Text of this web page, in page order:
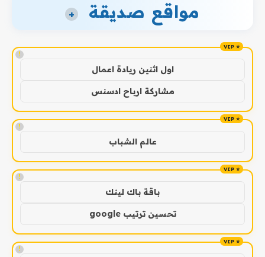
مواقع صديقة +
!
اول اثنين ريادة اعمال
مشاركة ارباح ادسنس
!
عالم الشباب
!
باقة باك لينك
تحسين ترتيب google
!